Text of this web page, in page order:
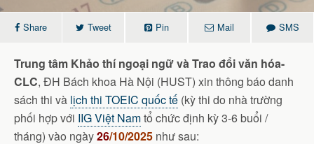
Share Tweet Pin Mail SMS
Trung tâm Khảo thí ngoại ngữ và Trao đổi văn hóa-
CLC, ĐH Bách khoa Hà Nội (HUST) xin thông báo danh
sách thi và lịch thi TOEIC quốc tế (kỳ thi do nhà trường
phối hợp với IIG Việt Namtổ chức định kỳ 3-6 buổi /
tháng) vào ngày26/10/2025 như sau: